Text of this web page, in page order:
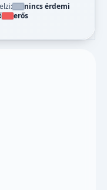
nincs érdemi
erős